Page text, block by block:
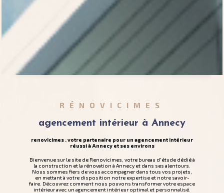
RÉNOVICIMES
agencement intérieur à Annecy
renovicimes : votre partenaire pour un agencement intérieur
réussi à Annecy et ses environs
Bienvenue sur le site de Renovicimes, votre bureau d'étude dédié à
la construction et la rénovation à Annecy et dans ses alentours.
Nous sommes fiers de vous accompagner dans tous vos projets,
en mettant à votre disposition notre expertise et notre savoir-
faire. Découvrez comment nous pouvons transformer votre espace
intérieur avec un agencement intérieur optimal et personnalisé.